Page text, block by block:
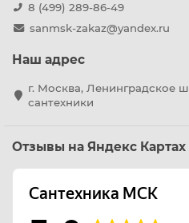
8 (499) 289-86-49
sanmsk-zakaz@yandex.ru
Наш адрес
г. Москва, Ленинградское
сантехники
Отзывы на Яндекс Картах